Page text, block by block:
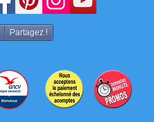
Partagez !